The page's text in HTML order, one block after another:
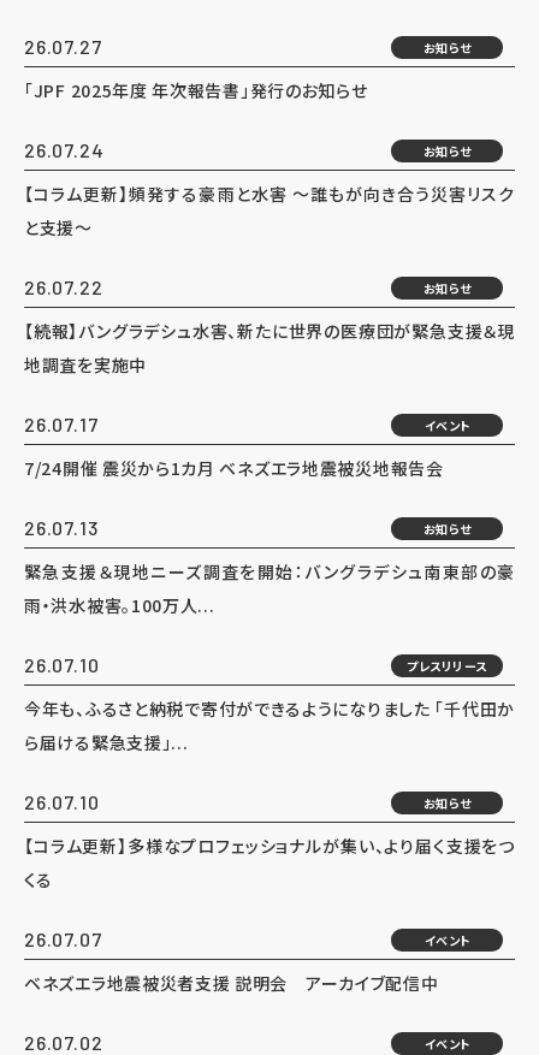
26.07.27 お知らせ
「JPF 2025年度 年次報告書」発行のお知らせ
26.07.24 お知らせ
【コラム更新】頻発する豪雨と水害 ～誰もが向き合う災害リスク
と支援～
26.07.22 お知らせ
【続報】バングラデシュ水害、新たに世界の医療団が緊急支援＆現
地調査を実施中
26.07.17 イベント
7/24開催 震災から1カ月 ベネズエラ地震被災地報告会
26.07.13 お知らせ
緊急支援＆現地ニーズ調査を開始：バングラデシュ南東部の豪
雨・洪水被害。100万人...
26.07.10 プレスリリース
今年も、ふるさと納税で寄付ができるようになりました 「千代田か
ら届ける緊急支援」...
26.07.10 お知らせ
【コラム更新】多様なプロフェッショナルが集い、より届く支援をつ
くる
26.07.07 イベント
ベネズエラ地震被災者支援 説明会 アーカイブ配信中
26.07.02 イベント